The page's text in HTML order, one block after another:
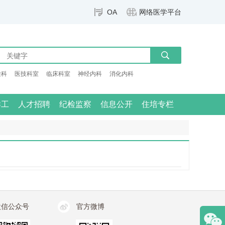
OA 网络医学平台
医技科室 临床科室 神经内科 消化内科
人才招聘 纪检监察 信息公开 住培专栏
公众号 官方微博